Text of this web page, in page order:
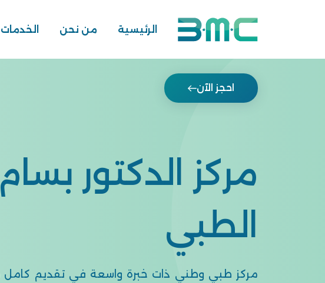
الرئيسية
من نحن الخدمات
احجز الآن
مركز الدكتور بسام
الطبي
مركز طبي وطني ذات خبرة واسعة في تقديم